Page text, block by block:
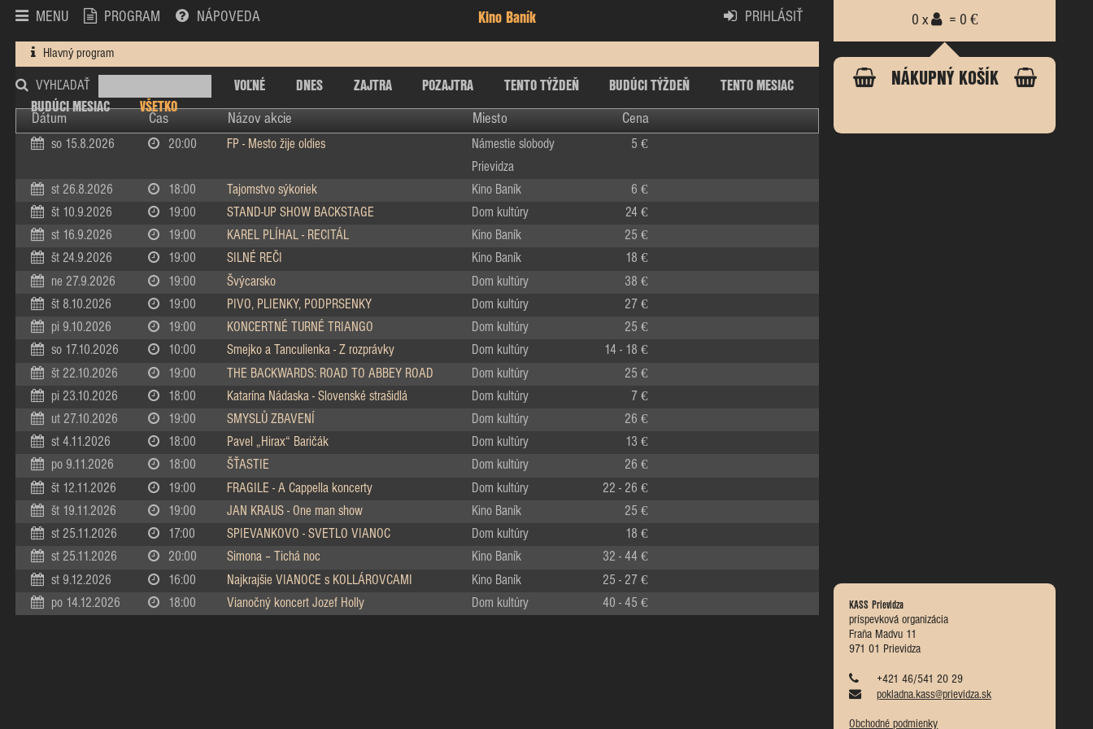
MENU PROGRAM NÁPOVEDA Kino Baník PRIHLÁSIŤ
Hlavný program
VYHĽADAŤ VOĽNÉ DNES ZAJTRA POZAJTRA TENTO TÝŽDEŇ BUDÚCI TÝŽDEŇ
TENTO MESIAC
BUDÚCI MESIAC
VŠETKO
Dátum Čas Názov akcie Miesto Cena
0 x = 0 €
NÁKUPNÝ KOŠÍK
KASS Prievidza
príspevková organizácia
Fraňa Madvu 11
971 01 Prievidza
+421 46/541 20 29
pokladna.kass@prievidza.sk
Obchodné podmienky
so 15.8.2026 20:00 FP - Mesto žije oldies
Námestie slobody
Prievidza
5 €
st 26.8.2026 18:00 Tajomstvo sýkoriek Kino Baník 6 €
št 10.9.2026 19:00 STAND-UP SHOW BACKSTAGE Dom kultúry 24 €
st 16.9.2026 19:00 KAREL PLÍHAL - RECITÁL Kino Baník 25 €
št 24.9.2026 19:00 SILNÉ REČI Kino Baník 18 €
ne 27.9.2026 19:00 Švýcarsko Dom kultúry 38 €
št 8.10.2026 19:00 PIVO, PLIENKY, PODPRSENKY Dom kultúry 27 €
pi 9.10.2026 19:00 KONCERTNÉ TURNÉ TRIANGO Dom kultúry 25 €
so 17.10.2026 10:00 Smejko a Tanculienka - Z rozprávky Dom kultúry 14 - 18 €
št 22.10.2026 19:00 THE BACKWARDS: ROAD TO ABBEY ROAD Dom kultúry 25 €
pi 23.10.2026 18:00 Katarína Nádaska - Slovenské strašidlá Dom kultúry 7 €
ut 27.10.2026 19:00 SMYSLŮ ZBAVENÍ Dom kultúry 26 €
st 4.11.2026 18:00 Pavel „Hirax“ Baričák Dom kultúry 13 €
po 9.11.2026 18:00 ŠŤASTIE Dom kultúry 26 €
št 12.11.2026 19:00 FRAGILE - A Cappella koncerty Dom kultúry 22 - 26 €
št 19.11.2026 19:00 JAN KRAUS - One man show Kino Baník 25 €
st 25.11.2026 17:00 SPIEVANKOVO - SVETLO VIANOC Dom kultúry 18 €
st 25.11.2026 20:00 Simona – Tichá noc Kino Baník 32 - 44 €
st 9.12.2026 16:00 Najkrajšie VIANOCE s KOLLÁROVCAMI Kino Baník 25 - 27 €
po 14.12.2026 18:00 Vianočný koncert Jozef Holly Dom kultúry 40 - 45 €